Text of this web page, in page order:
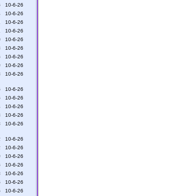
10-6-26 23:46
10-6-26 23:44
10-6-26 23:41
10-6-26 23:41
10-6-26 23:40
10-6-26 23:38
10-6-26 23:36
10-6-26 23:29
10-6-26 23:28
10-6-26 23:26
10-6-26 23:25
10-6-26 23:24
10-6-26 23:23
10-6-26 23:23
10-6-26 23:22
10-6-26 23:22
10-6-26 23:19
10-6-26 23:16
10-6-26 23:08
10-6-26 23:05
10-6-26 23:05